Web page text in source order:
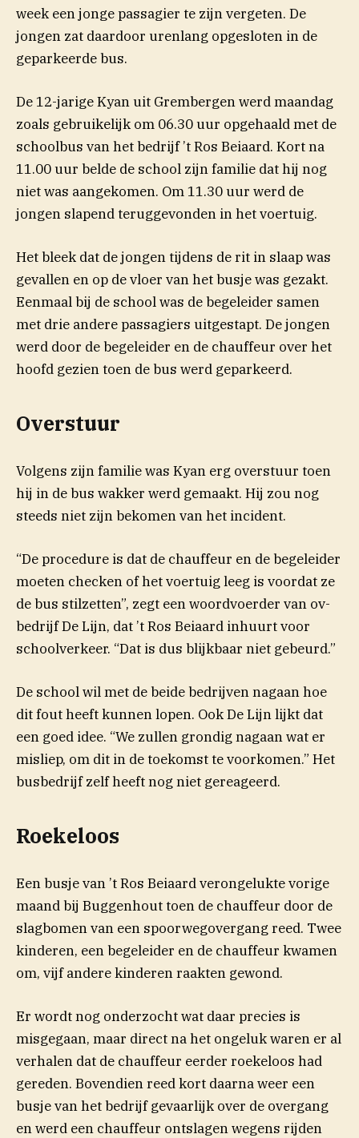
week een jonge passagier te zijn vergeten. De
jongen zat daardoor urenlang opgesloten in de
geparkeerde bus.
De 12-jarige Kyan uit Grembergen werd maandag
zoals gebruikelijk om 06.30 uur opgehaald met de
schoolbus van het bedrijf ’t Ros Beiaard. Kort na
11.00 uur belde de school zijn familie dat hij nog
niet was aangekomen. Om 11.30 uur werd de
jongen slapend teruggevonden in het voertuig.
Het bleek dat de jongen tijdens de rit in slaap was
gevallen en op de vloer van het busje was gezakt.
Eenmaal bij de school was de begeleider samen
met drie andere passagiers uitgestapt. De jongen
werd door de begeleider en de chauffeur over het
hoofd gezien toen de bus werd geparkeerd.
Overstuur
Volgens zijn familie was Kyan erg overstuur toen
hij in de bus wakker werd gemaakt. Hij zou nog
steeds niet zijn bekomen van het incident.
“De procedure is dat de chauffeur en de begeleider
moeten checken of het voertuig leeg is voordat ze
de bus stilzetten”, zegt een woordvoerder van ov-
bedrijf De Lijn, dat ’t Ros Beiaard inhuurt voor
schoolverkeer. “Dat is dus blijkbaar niet gebeurd.”
De school wil met de beide bedrijven nagaan hoe
dit fout heeft kunnen lopen. Ook De Lijn lijkt dat
een goed idee. “We zullen grondig nagaan wat er
misliep, om dit in de toekomst te voorkomen.” Het
busbedrijf zelf heeft nog niet gereageerd.
Roekeloos
Een busje van ’t Ros Beiaard verongelukte vorige
maand bij Buggenhout toen de chauffeur door de
slagbomen van een spoorwegovergang reed. Twee
kinderen, een begeleider en de chauffeur kwamen
om, vijf andere kinderen raakten gewond.
Er wordt nog onderzocht wat daar precies is
misgegaan, maar direct na het ongeluk waren er al
verhalen dat de chauffeur eerder roekeloos had
gereden. Bovendien reed kort daarna weer een
busje van het bedrijf gevaarlijk over de overgang
en werd een chauffeur ontslagen wegens rijden